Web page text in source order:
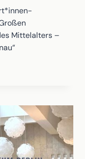
Mittelalters –